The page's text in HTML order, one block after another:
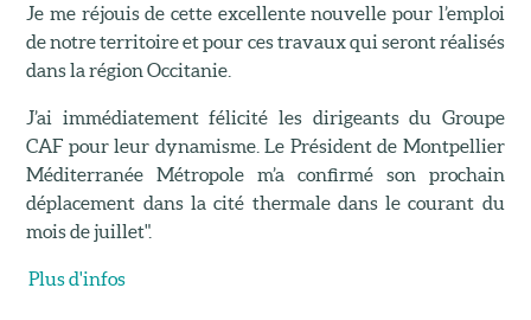
Je me réjouis de cette excellente nouvelle pour l’emploi
de notre territoire et pour ces travaux qui seront réalisés
dans la région Occitanie.
J’ai immédiatement félicité les dirigeants du Groupe
CAF pour leur dynamisme. Le Président de Montpellier
Méditerranée Métropole m’a confirmé son prochain
déplacement dans la cité thermale dans le courant du
mois de juillet".
Plus d'infos